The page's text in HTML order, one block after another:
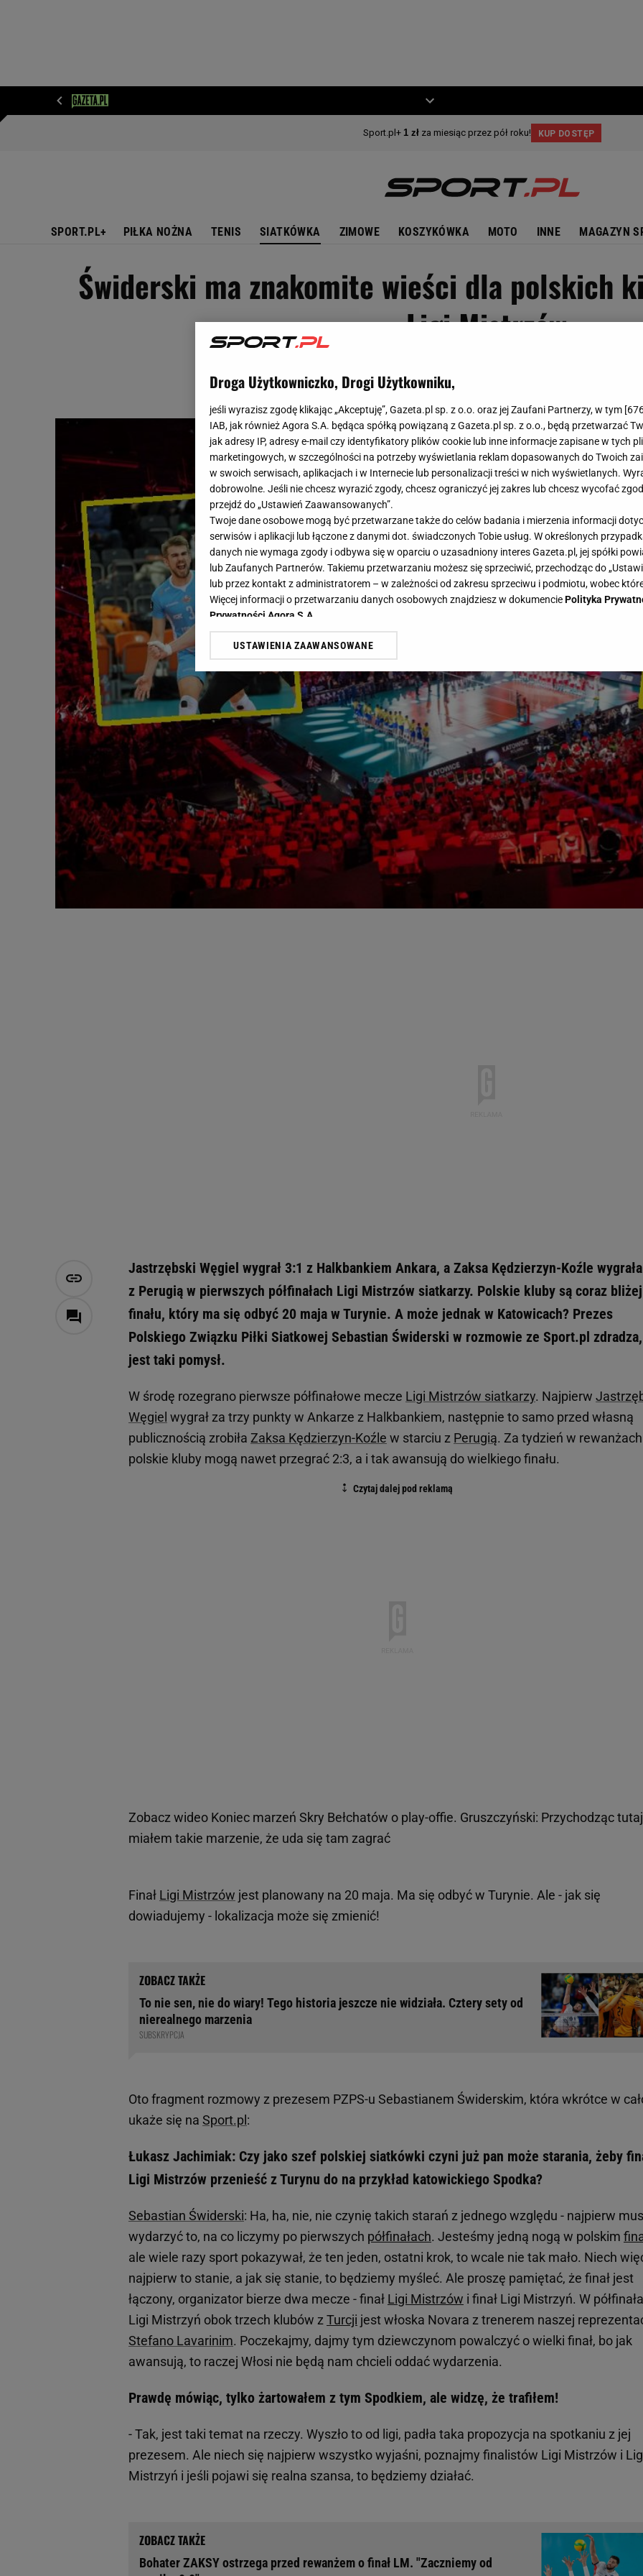
SPORT.PL+ PIŁKA NOŻNA TENIS SIATKÓWKA ZIMOWE KOSZYKÓWKA MOTO INNE MAGAZYN
Świderski ma znakomite wieści dla polskich
Ligi Mistrzów
Jastrzębski Węgiel wygrał 3:1 z Halkbankiem Ankara, a Zaksa Kędzierzyn-Koźle
z Perugią w pierwszych półfinałach Ligi Mistrzów siatkarzy. Polskie kluby są coraz bliżej
finału, który ma się odbyć 20 maja w Turynie. A może jednak w Katowicach? Prezes
Polskiego Związku Piłki Siatkowej Sebastian Świderski w rozmowie ze Sport.pl
jest taki pomysł.
W środę rozegrano pierwsze półfinałowe mecze Ligi Mistrzów siatkarzy. Najpierw
Węgiel wygrał za trzy punkty w Ankarze z Halkbankiem, następnie to samo przed własną
publicznością zrobiła Zaksa Kędzierzyn-Koźle w starciu z Perugią. Za tydzień w rewanżach
polskie kluby mogą nawet przegrać 2:3, a i tak awansują do wielkiego finału.
Zobacz wideo Koniec marzeń Skry Bełchatów o play-offie. Gruszczyński: Przychodząc
miałem takie marzenie, że uda się tam zagrać
Finał Ligi Mistrzów jest planowany na 20 maja. Ma się odbyć w Turynie. Ale - jak się
dowiadujemy - lokalizacja może się zmienić!
To nie sen, nie do wiary! Tego historia jeszcze nie widziała. Cztery sety od
nierealnego marzenia
SUBSKRYPCJA
Oto fragment rozmowy z prezesem PZPS-u Sebastianem Świderskim, która wkrótce w
ukaże się na Sport.pl :
Łukasz Jachimiak: Czy jako szef polskiej siatkówki czyni już pan może starania, żeby
Ligi Mistrzów przenieść z Turynu do na przykład katowickiego Spodka?
Sebastian Świderski: Ha, ha, nie, nie czynię takich starań z jednego względu - najpierw
wydarzyć to, na co liczymy po pierwszych półfinałach. Jesteśmy jedną nogą w polskim
ale wiele razy sport pokazywał, że ten jeden, ostatni krok, to wcale nie tak mało. Niech
najpierw to stanie, a jak się stanie, to będziemy myśleć. Ale proszę pamiętać, że finał jest
łączony, organizator bierze dwa mecze - finał Ligi Mistrzów i finał Ligi Mistrzyń. W
Ligi Mistrzyń obok trzech klubów z Turcji jest włoska Novara z trenerem naszej
Stefano Lavarinim. Poczekajmy, dajmy tym dziewczynom powalczyć o wielki finał, bo jak
awansują, to raczej Włosi nie będą nam chcieli oddać wydarzenia.
Prawdę mówiąc, tylko żartowałem z tym Spodkiem, ale widzę, że trafiłem!
- Tak, jest taki temat na rzeczy. Wyszło to od ligi, padła taka propozycja na spotkaniu z jej
prezesem. Ale niech się najpierw wszystko wyjaśni, poznajmy finalistów Ligi Mistrzów i
Mistrzyń i jeśli pojawi się realna szansa, to będziemy działać.
Bohater ZAKSY ostrzega przed rewanżem o finał LM. "Zaczniemy od
Droga Użytkowniczko, Drogi Użytkowniku,
jeśli wyrazisz zgodę klikając „Akceptuję”, Gazeta.pl sp. z o.o. oraz jej Zaufani Partnerzy, w tym [
IAB, jak również Agora S.A. będąca spółką powiązaną z Gazeta.pl sp. z o.o., będą przetwarzać
jak adresy IP, adresy e-mail czy identyfikatory plików cookie lub inne informacje zapisane w tych
marketingowych, w szczególności na potrzeby wyświetlania reklam dopasowanych do Twoich
w swoich serwisach, aplikacjach i w Internecie lub personalizacji treści w nich wyświetlanych.
dobrowolne. Jeśli nie chcesz wyrazić zgody, chcesz ograniczyć jej zakres lub chcesz wycofać
przejdź do „Ustawień Zaawansowanych”.
Twoje dane osobowe mogą być przetwarzane także do celów badania i mierzenia informacji
serwisów i aplikacji lub łączone z danymi dot. świadczonych Tobie usług. W określonych
danych nie wymaga zgody i odbywa się w oparciu o uzasadniony interes Gazeta.pl, jej spółki
lub Zaufanych Partnerów. Takiemu przetwarzaniu możesz się sprzeciwić, przechodząc do
lub przez kontakt z administratorem – w zależności od zakresu sprzeciwu i podmiotu, wobec
Więcej informacji o przetwarzaniu danych osobowych znajdziesz w dokumenciePolityka
Prywatności Agora S.A.
Klikając „Akceptuję” wyrażasz też zgodę na zainstalowanie i przechowywanie plików cookie
Zaufanych Partnerów i Agora S.A. na Twoim urządzeniu końcowym. Możesz w każdej chwili
dotyczące plików cookie, wywołując narzędzie do zarządzania twoimi preferencjami dot.
odnośnik „Ustawienia prywatności ” w stopce serwisu i przechodząc do „Ustawień
plików cookie możliwa jest także za pomocą ustawień przeglądarki.
My, nasi Zaufani Partnerzy i Agora S.A. możemy przetwarzać dane osobowe w następujących
Użycie dokładnych danych geolokalizacyjnych. Aktywne skanowanie charakterystyki urządzenia
Przechowywanie informacji na urządzeniu lub dostęp do nich. Spersonalizowane reklamy i treści,
badnie odbiorców i ulepszanie usług.Lista Zaufanych Partnerów
USTAWIENIA ZAAWANSOWANE